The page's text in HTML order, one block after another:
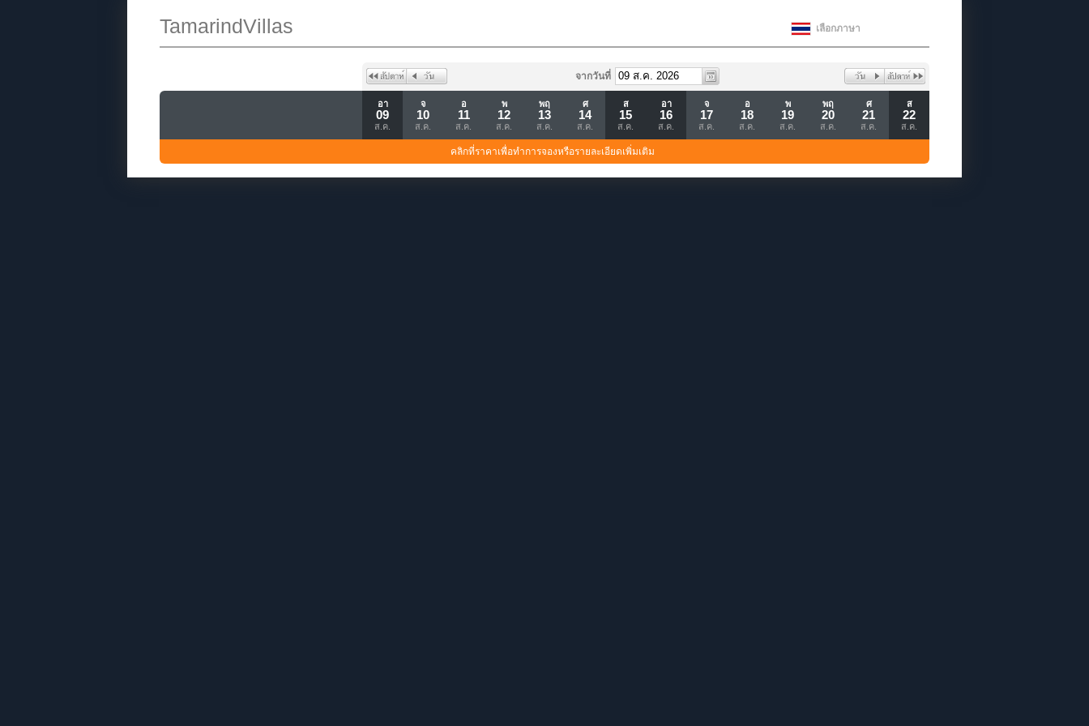
เลือกภาษา
TamarindVillas
จากวันที่
อา
09
ส.ค.
จ
10
ส.ค.
อ
11
ส.ค.
พ
12
ส.ค.
พฤ
13
ส.ค.
ศ
14
ส.ค.
ส
15
ส.ค.
อา
16
ส.ค.
จ
17
ส.ค.
อ
18
ส.ค.
พ
19
ส.ค.
พฤ
20
ส.ค.
ศ
21
ส.ค.
ส
22
ส.ค.
คลิกที่ราคาเพื่อทำการจองหรือรายละเอียดเพิ่มเติม